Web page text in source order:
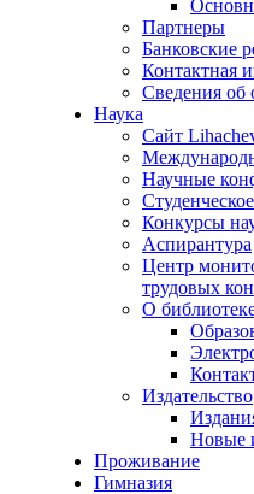
Партнеры
Банковские
Контактная
Сведения об
Наука
Сайт
Научные
Конкурсы
Аспирантура
Центр
трудовых
О
Издательство
Новые
Проживание
Гимназия